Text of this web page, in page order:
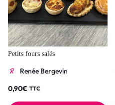
Petits fours salés
Renée Bergevin
0,90€ TTC